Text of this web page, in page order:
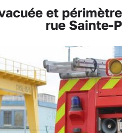
et
rue Sainte-